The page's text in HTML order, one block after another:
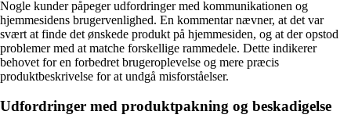
Nogle kunder påpeger udfordringer med kommunikationen og
hjemmesidens brugervenlighed. En kommentar nævner, at det var
svært at finde det ønskede produkt på hjemmesiden, og at der opstod
problemer med at matche forskellige rammedele. Dette indikerer
behovet for en forbedret brugeroplevelse og mere præcis
produktbeskrivelse for at undgå misforståelser.
Udfordringer med produktpakning og beskadigelse